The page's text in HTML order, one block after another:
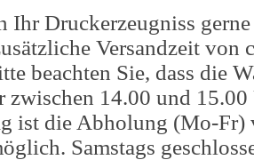
Ihr Druckerzeugniss
Versandzeit von
beachten Sie, dass die
zwischen 14.00 und
ist die Abholung (Mo-
Samstags